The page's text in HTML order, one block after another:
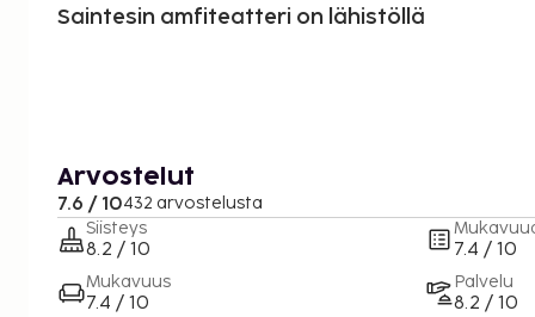
Saintesin amfiteatteri on lähistöllä
Arvostelut
7.6 / 10432 arvostelusta
Siisteys
8.2 / 10
Mukavuus
7.4 / 10
7.4 / 10
Palvelu
8.2 / 10